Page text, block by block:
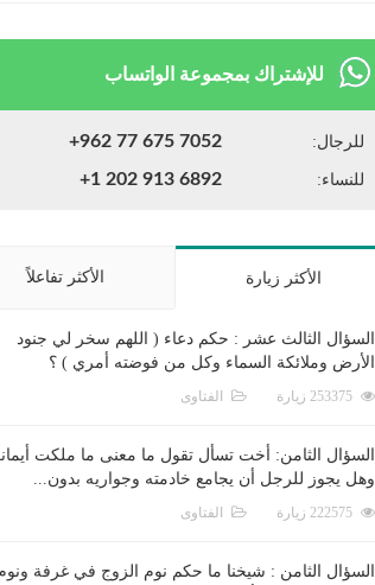
للإشتراك بمجموعة الواتساب
للرجال: +962 77 675 7052
للنساء: +1 202 913 6892
الأكثر زيارة الأكثر تفاعلاً
السؤال الثالث عشر : حكم دعاء ( اللهم سخر لي جنود
الأرض وملائكة السماء وكل من فوضته أمري ) ؟
الفتاوى
السؤال الثامن: أخت تسأل تقول ما معنى ما ملكت
وهل يجوز للرجل أن يجامع خادمته وجواريه بدون...
الفتاوى
السؤال الثامن : شيخنا ما حكم نوم الزوج في غرفة